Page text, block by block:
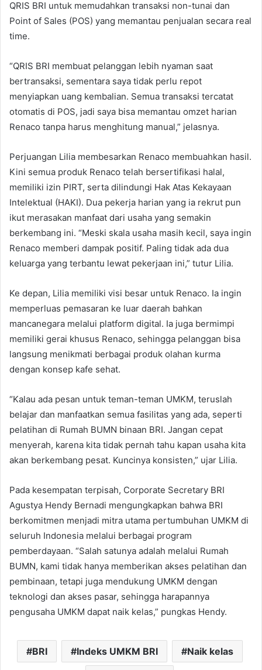
QRIS BRI untuk memudahkan transaksi non-tunai dan
Point of Sales (POS) yang memantau penjualan secara real
time.
“QRIS BRI membuat pelanggan lebih nyaman saat
bertransaksi, sementara saya tidak perlu repot
menyiapkan uang kembalian. Semua transaksi tercatat
otomatis di POS, jadi saya bisa memantau omzet harian
Renaco tanpa harus menghitung manual,” jelasnya.
Perjuangan Lilia membesarkan Renaco membuahkan hasil.
Kini semua produk Renaco telah bersertifikasi halal,
memiliki izin PIRT, serta dilindungi Hak Atas Kekayaan
Intelektual (HAKI). Dua pekerja harian yang ia rekrut pun
ikut merasakan manfaat dari usaha yang semakin
berkembang ini. “Meski skala usaha masih kecil, saya ingin
Renaco memberi dampak positif. Paling tidak ada dua
keluarga yang terbantu lewat pekerjaan ini,” tutur Lilia.
Ke depan, Lilia memiliki visi besar untuk Renaco. Ia ingin
memperluas pemasaran ke luar daerah bahkan
mancanegara melalui platform digital. Ia juga bermimpi
memiliki gerai khusus Renaco, sehingga pelanggan bisa
langsung menikmati berbagai produk olahan kurma
dengan konsep kafe sehat.
“Kalau ada pesan untuk teman-teman UMKM, teruslah
belajar dan manfaatkan semua fasilitas yang ada, seperti
pelatihan di Rumah BUMN binaan BRI. Jangan cepat
menyerah, karena kita tidak pernah tahu kapan usaha kita
akan berkembang pesat. Kuncinya konsisten,” ujar Lilia.
Pada kesempatan terpisah, Corporate Secretary BRI
Agustya Hendy Bernadi mengungkapkan bahwa BRI
berkomitmen menjadi mitra utama pertumbuhan UMKM di
seluruh Indonesia melalui berbagai program
pemberdayaan. “Salah satunya adalah melalui Rumah
BUMN, kami tidak hanya memberikan akses pelatihan dan
pembinaan, tetapi juga mendukung UMKM dengan
teknologi dan akses pasar, sehingga harapannya
pengusaha UMKM dapat naik kelas,” pungkas Hendy.
BRI Indeks UMKM BRI Naik kelas